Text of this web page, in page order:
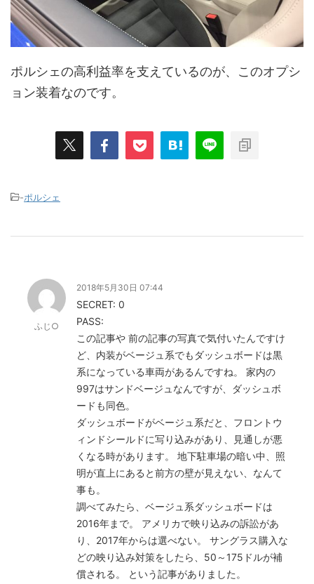
ポルシェの高利益率を支えているのが、このオプシ
ョン装着なのです。
-ポルシェ
ふじ○
2018年5月30日 07:44
SECRET: 0
PASS:
この記事や 前の記事の写真で気付いたんですけ
ど、内装がベージュ系でもダッシュボードは黒
系になっている車両があるんですね。 家内の
997はサンドベージュなんですが、ダッシュボ
ードも同色。
ダッシュボードがベージュ系だと、フロントウ
ィンドシールドに写り込みがあり、見通しが悪
くなる時があります。 地下駐車場の暗い中、照
明が直上にあると前方の壁が見えない、なんて
事も。
調べてみたら、ベージュ系ダッシュボードは
2016年まで。 アメリカで映り込みの訴訟があ
り、2017年からは選べない。 サングラス購入な
どの映り込み対策をしたら、50～175ドルが補
償される。 という記事がありました。